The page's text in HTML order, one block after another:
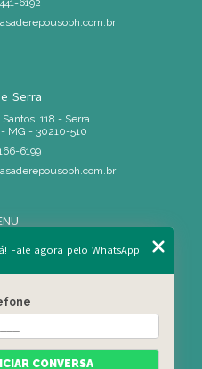
Serra
118 - Serra
MG - 30210-510
6199
Fale agora pelo WhatsApp
CONVERSA